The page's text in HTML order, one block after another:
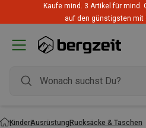
Highlights zum
Summer
KinderAusrüstungRucksäcke & Taschen